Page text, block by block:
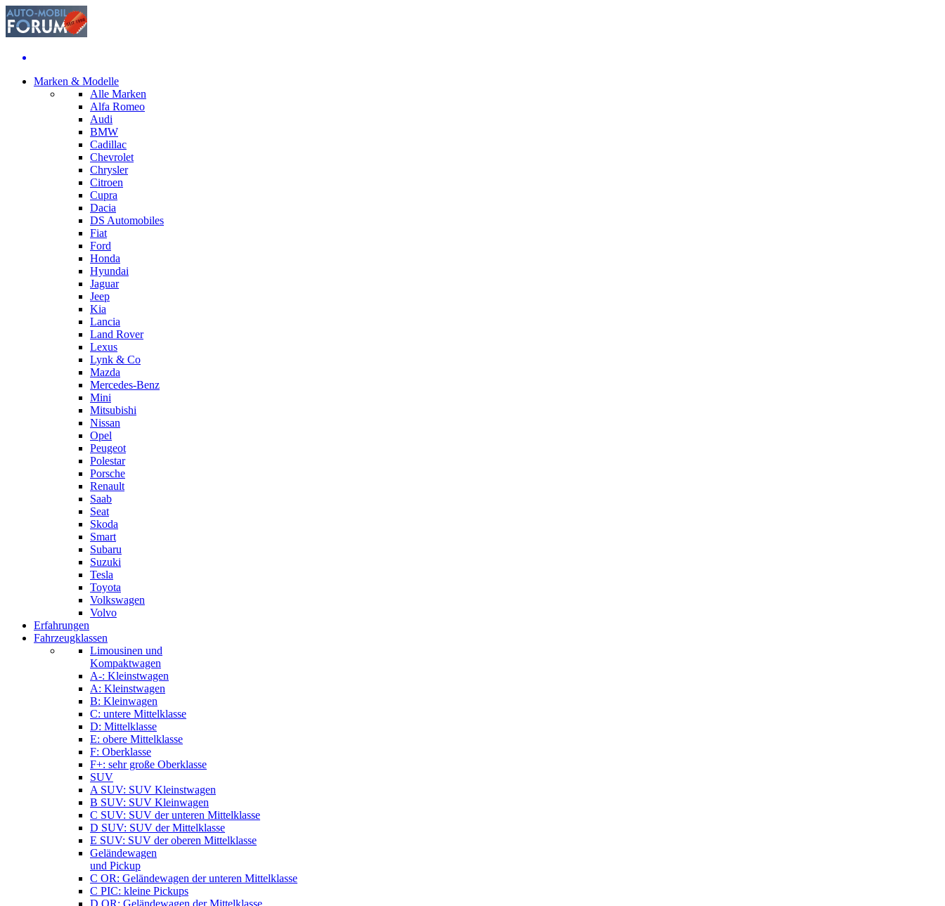
Marken & Modelle
Alle Marken
Alfa Romeo
Audi
BMW
Cadillac
Chevrolet
Chrysler
Citroen
Cupra
Dacia
DS Automobiles
Fiat
Ford
Honda
Hyundai
Jaguar
Jeep
Kia
Lancia
Land Rover
Lexus
Lynk & Co
Mazda
Mercedes-Benz
Mini
Mitsubishi
Nissan
Opel
Peugeot
Polestar
Porsche
Renault
Saab
Seat
Skoda
Smart
Subaru
Suzuki
Tesla
Toyota
Volkswagen
Volvo
Erfahrungen
Fahrzeugklassen
Limousinen und
Kompaktwagen
A-: Kleinstwagen
A: Kleinstwagen
B: Kleinwagen
C: untere Mittelklasse
D: Mittelklasse
E: obere Mittelklasse
F: Oberklasse
F+: sehr große Oberklasse
SUV
A SUV: SUV Kleinstwagen
B SUV: SUV Kleinwagen
C SUV: SUV der unteren Mittelklasse
D SUV: SUV der Mittelklasse
E SUV: SUV der oberen Mittelklasse
Geländewagen
und Pickup
C OR: Geländewagen der unteren Mittelklasse
C PIC: kleine Pickups
D OR: Geländewagen der Mittelklasse